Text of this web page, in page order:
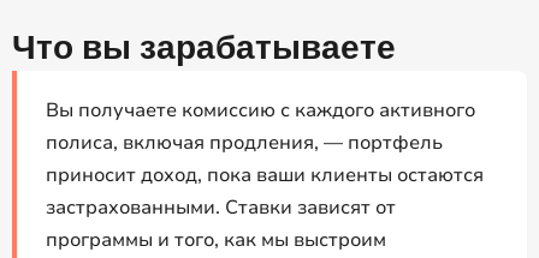
Что вы зарабатываете
Вы получаете комиссию с каждого активного
полиса, включая продления, — портфель
приносит доход, пока ваши клиенты остаются
застрахованными. Ставки зависят от
программы и того, как мы выстроим